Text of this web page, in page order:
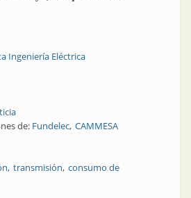
Ingeniería Eléctrica
de: Fundelec CAMMESA
transmisión consumo de